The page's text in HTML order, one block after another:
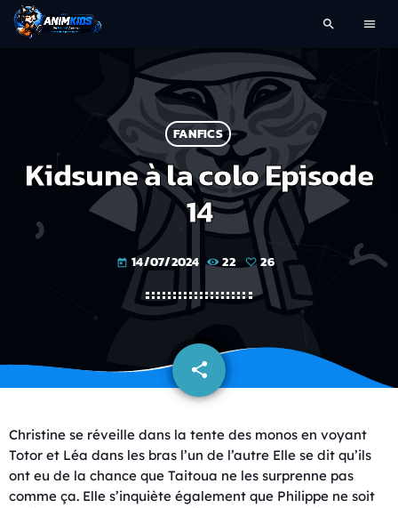
search menu
FANFICS
Kidsune à la colo Episode
14
today 14/07/2024 22 26
share
email
Christine se réveille dans la tente des monos en voyant
Totor et Léa dans les bras l’un de l’autre Elle se dit qu’ils
ont eu de la chance que Taitoua ne les surprenne pas
comme ça. Elle s’inquiète également que Philippe ne soit